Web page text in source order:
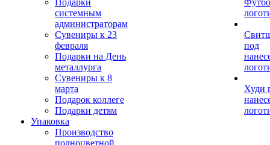
Подарки
системным
администраторам
Сувениры к 23
февраля
Подарки на День
металлурга
Сувениры к 8
марта
Подарок коллеге
Подарки детям
Упаковка
Производство
полноцветной
под
Худи